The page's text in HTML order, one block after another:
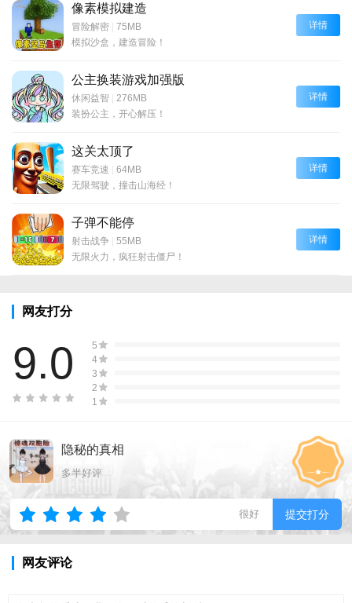
像素模拟建造
冒险解密 | 75MB
模拟沙盒，建造冒险！
详情
公主换装游戏加强版
休闲益智 | 276MB
装扮公主，开心解压！
详情
这关太顶了
赛车竞速 | 64MB
无限驾驶，撞击山海经！
详情
子弹不能停
射击战争 | 55MB
无限火力，疯狂射击僵尸！
详情
网友打分
9.0
5
4
3
2
1
隐秘的真相
多半好评
很好 提交打分
网友评论